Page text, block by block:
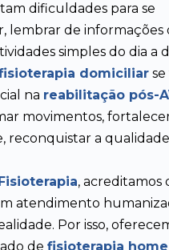
dificuldades para se
lembrar de informações
simples do dia a
domiciliar
na reabilitação pós-
movimentos,
reconquistar a
, acreditamos
atendimento
Por isso,
de fisioterapia